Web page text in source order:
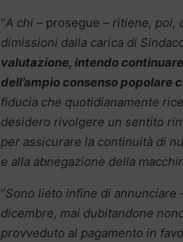
“A chi – prosegue – ritiene, poi,
dimissioni dalla carica di
valutazione, intendo
dell’ampio consenso popolare
fiducia che quotidianamente
desidero rivolgere un sentito
per assicurare la continuità di
e alla abnegazione della
“Sono lieto infine di annunciare
dicembre, mai dubitandone
provveduto al pagamento in